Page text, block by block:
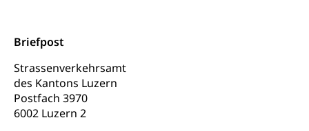
Briefpost
Strassenverkehrsamt
des Kantons Luzern
Postfach 3970
6002 Luzern 2
Schuldienste
Stipendien Hochschule Luzern hslu
Hochschulen)
swissuniversities
Fachstelle Hochschulbildung
Vorschule
Kindergarten, Kinderkrippe, Krippe, Kinderhort,
Kindertagesstätte, Spielgruppe, Tagesmutter,